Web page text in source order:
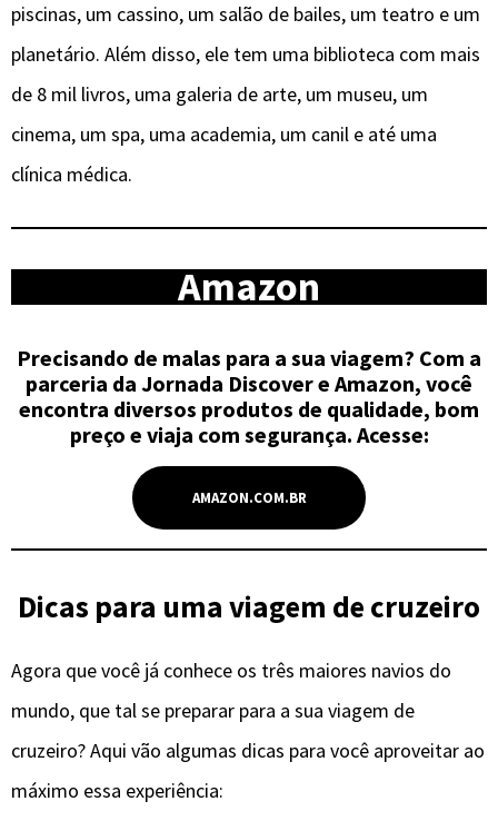
piscinas, um cassino, um salão de bailes, um teatro e um
planetário. Além disso, ele tem uma biblioteca com mais
de 8 mil livros, uma galeria de arte, um museu, um
cinema, um spa, uma academia, um canil e até uma
clínica médica.
Amazon
Precisando de malas para a sua viagem? Com a
parceria da Jornada Discover e Amazon, você
encontra diversos produtos de qualidade, bom
preço e viaja com segurança. Acesse:
AMAZON.COM.BR
Dicas para uma viagem de cruzeiro
Agora que você já conhece os três maiores navios do
mundo, que tal se preparar para a sua viagem de
cruzeiro? Aqui vão algumas dicas para você aproveitar ao
máximo essa experiência: